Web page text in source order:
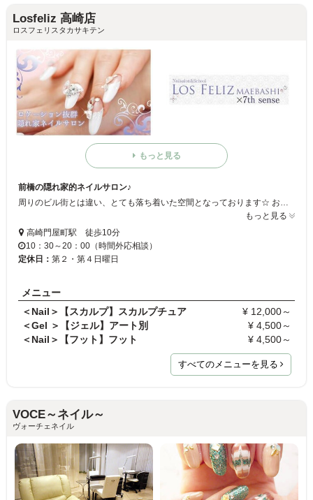
Losfeliz 高崎店
ロスフェリスタカサキテン
もっと見る
前橋の隠れ家的ネイルサロン♪
周りのビル街とは違い、とても落ち着いた空間となっております☆ お客様がリラックスしながら施術ができるよう配慮しております。 もし、前橋でネイルサロンをお探しでしたら是非、当店へお越し下さい♪
もっと見る
高崎門屋町駅 徒歩10分
10：30～20：00（時間外応相談）
定休日： 第２・第４日曜日
メニュー
＜Nail＞【スカルプ】スカルプチュア
¥ 12,000～
＜Gel ＞【ジェル】アート別
¥ 4,500～
＜Nail＞【フット】フット
¥ 4,500～
すべてのメニューを見る
VOCE～ネイル～
ヴォーチェネイル